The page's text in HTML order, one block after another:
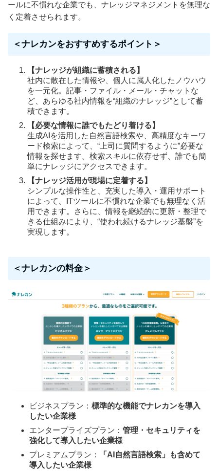
ールに不慣れな企業でも、ナレッジマネジメントを無理な
く定着させられます。
＜ナレカンをおすすめするポイント＞
【ナレッジが組織に蓄積される】
社内に散在した情報や、個人に属人化したノウハウ
を一元化。記事・ファイル・メール・チャットな
ど、あらゆる社内情報を“組織のナレッジ”として蓄
積できます。
【必要な情報に誰でもたどり着ける】
生成AIを活用した自然言語検索や、高精度なキーワ
ード検索によって、“上司に質問するように”必要な
情報を探せます。検索スキルに依存せず、誰でも簡
単にナレッジにアクセスできます。
【ナレッジ活用が現場に定着する】
シンプルな操作性と、充実した導入・運用サポート
によって、ITツールに不慣れな企業でも無理なく活
用できます。さらに、情報を継続的に更新・整理で
きる仕組みにより、“使われ続けるナレッジ基盤”を
実現します。
＜ナレカンの料金＞
ビジネスプラン： 標準的な機能でナレカンを導入
したい企業様
エンタープライズプラン： 管理・セキュリティを
強化して導入したい企業様
プレミアムプラン：
「AI自然言語検索」も含めて
導入したい企業様